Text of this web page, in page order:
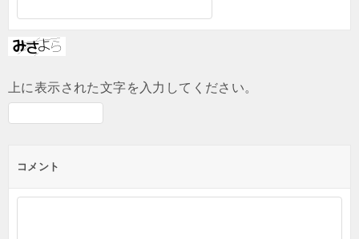
上に表示された文字を入力してください。
コメント